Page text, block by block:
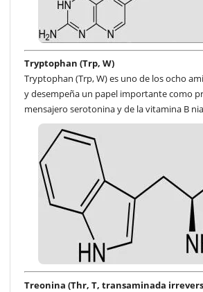
Tryptophan (Trp, W)
Tryptophan (Trp, W) es uno de los ocho
y desempeña un papel importante como
mensajero serotonina y de la vitamina B
Treonina (Thr, T, transaminada